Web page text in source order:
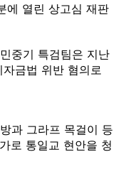
에 열린 상고심 재판
중기 특검팀은 지난
금법 위반 혐의로
과 그라프 목걸이 등
로 통일교 현안을 청